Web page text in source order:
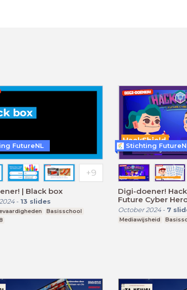
| Black box
- 13 slides
Basisschool
FutureNL
Digi-doener!
Future Cyber
October 2024- 7
Mediawijsheid
Stichting